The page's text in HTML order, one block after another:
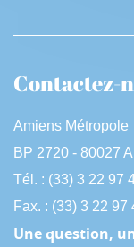
Contactez-
Amiens Métropole
BP 2720 - 80027
Tél. : (33) 3 22 97
Fax. : (33) 3 22 97
Une question,